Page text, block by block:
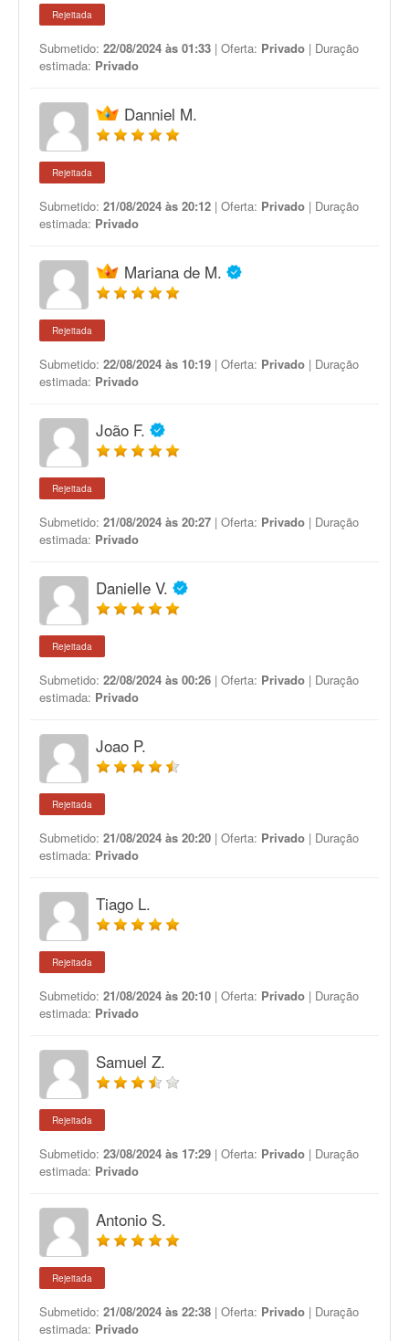
Rejeitada
Submetido: 22/08/2024 às 01:33 | Oferta: Privado | Duração
estimada: Privado
Danniel M.
Rejeitada
Submetido: 21/08/2024 às 20:12 | Oferta: Privado | Duração
estimada: Privado
Mariana de M.
Rejeitada
Submetido: 22/08/2024 às 10:19 | Oferta: Privado | Duração
estimada: Privado
João F.
Rejeitada
Submetido: 21/08/2024 às 20:27 | Oferta: Privado | Duração
estimada: Privado
Danielle V.
Rejeitada
Submetido: 22/08/2024 às 00:26 | Oferta: Privado | Duração
estimada: Privado
Joao P.
Rejeitada
Submetido: 21/08/2024 às 20:20 | Oferta: Privado | Duração
estimada: Privado
Tiago L.
Rejeitada
Submetido: 21/08/2024 às 20:10 | Oferta: Privado | Duração
estimada: Privado
Samuel Z.
Rejeitada
Submetido: 23/08/2024 às 17:29 | Oferta: Privado | Duração
estimada: Privado
Antonio S.
Rejeitada
Submetido: 21/08/2024 às 22:38 | Oferta: Privado | Duração
estimada: Privado